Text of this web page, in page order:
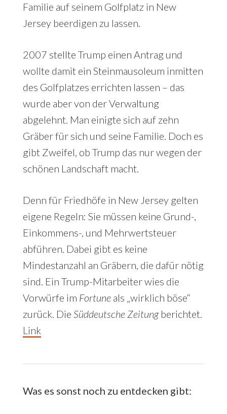
Familie auf seinem Golfplatz in New
Jersey beerdigen zu lassen.
2007 stellte Trump einen Antrag und
wollte damit ein Steinmausoleum inmitten
des Golfplatzes errichten lassen – das
wurde aber von der Verwaltung
abgelehnt. Man einigte sich auf zehn
Gräber für sich und seine Familie. Doch es
gibt Zweifel, ob Trump das nur wegen der
schönen Landschaft macht.
Denn für Friedhöfe in New Jersey gelten
eigene Regeln: Sie müssen keine Grund-,
Einkommens-, und Mehrwertsteuer
abführen. Dabei gibt es keine
Mindestanzahl an Gräbern, die dafür nötig
sind. Ein Trump-Mitarbeiter wies die
Vorwürfe im Fortuneals „wirklich böse“
zurück. Die Süddeutsche Zeitungberichtet.
Link
Was es sonst noch zu entdecken gibt: